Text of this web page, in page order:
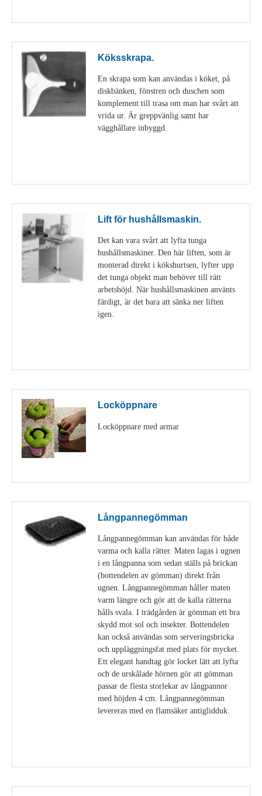
Köksskrapa.
En skrapa som kan användas i köket, på
diskbänken, fönstren och duschen som
komplement till trasa om man har svårt att
vrida ur. Är greppvänlig samt har
vägghållare inbyggd.
Lift för hushållsmaskin.
Det kan vara svårt att lyfta tunga
hushållsmaskiner. Den här liften, som är
monterad direkt i kökshurtsen, lyfter upp
det tunga objekt man behöver till rätt
arbetshöjd. När hushållsmaskinen använts
färdigt, är det bara att sänka ner liften
igen.
Locköppnare
Locköppnare med armar
Långpannegömman
Långpannegömman kan användas för både
varma och kalla rätter. Maten lagas i ugnen
i en långpanna som sedan ställs på brickan
(bottendelen av gömman) direkt från
ugnen. Långpannegömman håller maten
varm längre och gör att de kalla rätterna
hålls svala. I trädgården är gömman ett bra
skydd mot sol och insekter. Bottendelen
kan också användas som serveringsbricka
och uppläggningsfat med plats för mycket.
Ett elegant handtag gör locket lätt att lyfta
och de urskålade hörnen gör att gömman
passar de flesta storlekar av långpannor
med höjden 4 cm. Långpannegömman
levereras med en flamsäker antiglidduk.